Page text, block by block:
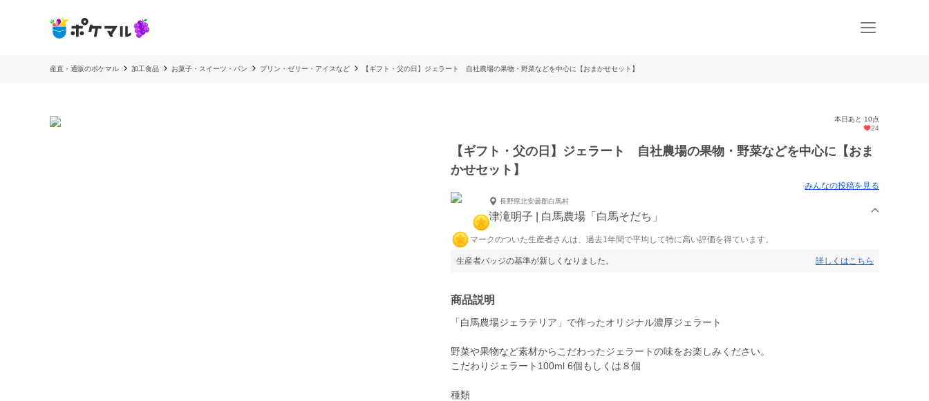
産直・通販のポケマル 加工食品 お菓子・スイーツ・パン プリン・ゼリー・アイスなど 【ギフト・父の日】ジェラート 自社農場の果物・野菜などを中心に【おまかせセット】
本日あと 10点
24
【ギフト・父の日】ジェラート 自社農場の果物・野菜などを中心に【おま
かせセット】
みんなの投稿を見る
長野県北安曇郡白馬村
津滝明子 | 白馬農場「白馬そだち」
マークのついた生産者さんは、過去1年間で平均して特に高い評価を得ています。
生産者バッジの基準が新しくなりました。 詳しくはこちら
商品説明
「白馬農場ジェラテリア」で作ったオリジナル濃厚ジェラート
野菜や果物など素材からこだわったジェラートの味をお楽しみください。
こだわりジェラート100ml 6個もしくは８個
種類